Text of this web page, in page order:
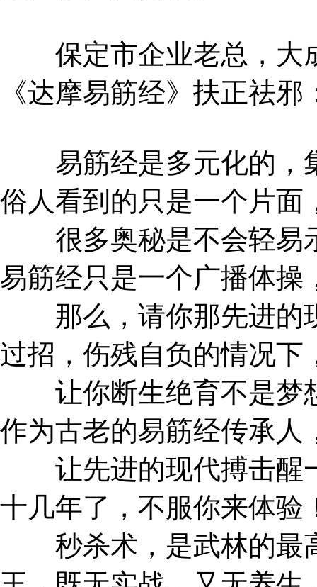
保定市企业老总，大
《达摩易筋经》扶正祛邪
易筋经是多元化的，
俗人看到的只是一个片面
很多奥秘是不会轻易
易筋经只是一个广播体操
那么，请你那先进的
过招，伤残自负的情况下
让你断生绝育不是梦
作为古老的易筋经传承人
让先进的现代搏击醒
十几年了，不服你来体验
秒杀术，是武林的最